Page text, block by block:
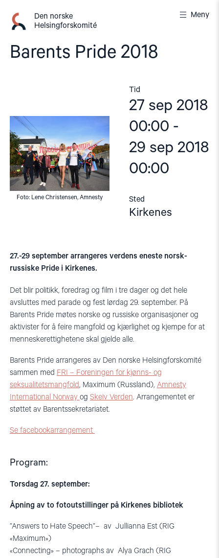
innhold
Den norske
Helsingforskomité
Meny
Barents Pride 2018
Foto: Lene Christensen, Amnesty
Tid
27 sep 2018
00:00 -
29 sep 2018
00:00
Sted
Kirkenes
27.-29 september arrangeres verdens eneste norsk-
russiske Pride i Kirkenes.
Det blir politikk, foredrag og film i tre dager og det hele
avsluttes med parade og fest lørdag 29. september. På
Barents Pride møtes norske og russiske organisasjoner og
aktivister for å feire mangfold og kjærlighet og kjempe for at
menneskerettighetene skal gjelde alle.
Barents Pride arrangeres av Den norske Helsingforskomité
sammen med FRI – Foreningen for kjønns- og
seksualitetsmangfold, Maximum (Russland), Amnesty
International Norway og Skeiv Verden. Arrangementet er
støttet av Barentssekretariatet.
Se facebookarrangement
Program:
Torsdag 27. september:
Åpning av to fotoutstillinger på Kirkenes bibliotek
”Answers to Hate Speech”– av Jullianna Est (RIG
«Maximum»)
«Connecting» – photographs av Alya Grach (RIG